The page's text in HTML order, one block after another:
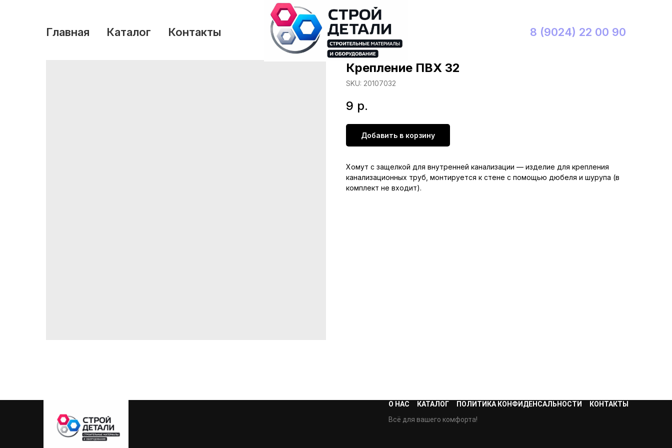
Главная Каталог Контакты 8 (9024) 22 00 90
Крепление ПВХ 32
SKU: 20107032
9 р.
Добавить в корзину
Хомут с защелкой для внутренней канализации — изделие для крепления
канализационных труб, монтируется к стене с помощью дюбеля и шурупа (в
комплект не входит).
О НАС КАТАЛОГ ПОЛИТИКА КОНФИДЕНСАЛЬНОСТИ
КОНТАКТЫ
Всё для вашего комфорта!